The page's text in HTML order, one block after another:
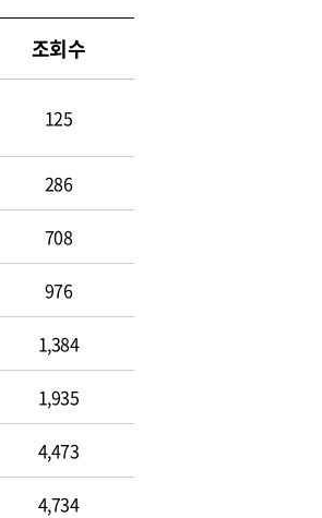
조회수
125
286
708
976
1,384
1,935
4,473
4,734